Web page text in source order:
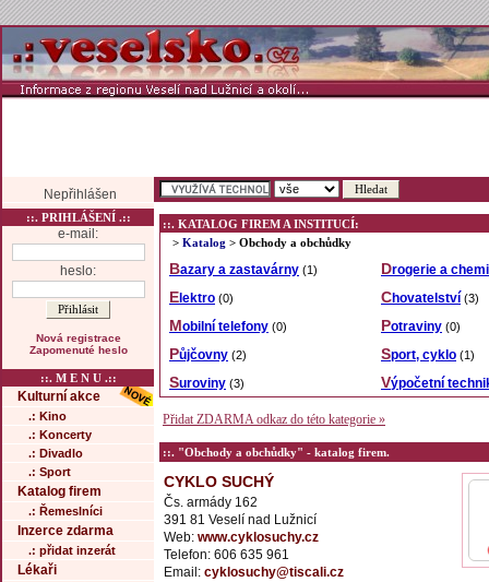
Nepřihlášen
::. PRIHLÁŠENÍ .::
e-mail:
heslo:
Nová registrace
Zapomenuté heslo
::. M E N U .::
Kulturní akce
.: Kino
.: Koncerty
.: Divadlo
.: Sport
Katalog firem
.: Řemeslníci
Inzerce zdarma
.: přidat inzerát
Lékaři
::. KATALOG FIREM A INSTITUCÍ:
> Katalog > Obchody a obchůdky
Bazary a zastavárny (1)
Drogerie a
Elektro (0) Chovatelství (3)
Mobilní telefony (0) Potraviny (0)
Půjčovny (2) Sport, cyklo (1)
Suroviny (3) Výpočetní
Přidat ZDARMA odkaz do této kategorie »
::. "Obchody a obchůdky" - katalog firem.
CYKLO SUCHÝ
Čs. armády 162
391 81 Veselí nad Lužnicí
Web: www.cyklosuchy.cz
Telefon: 606 635 961
Email: cyklosuchy@tiscali.cz